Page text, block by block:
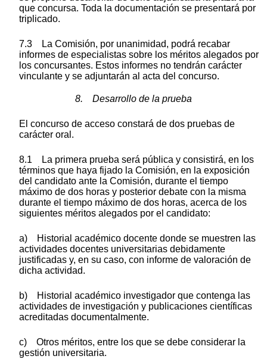
que concursa. Toda la documentación se presentará por
triplicado.
7.3 La Comisión, por unanimidad, podrá recabar
informes de especialistas sobre los méritos alegados por
los concursantes. Estos informes no tendrán carácter
vinculante y se adjuntarán al acta del concurso.
8. Desarrollo de la prueba
El concurso de acceso constará de dos pruebas de
carácter oral.
8.1 La primera prueba será pública y consistirá, en los
términos que haya fijado la Comisión, en la exposición
del candidato ante la Comisión, durante el tiempo
máximo de dos horas y posterior debate con la misma
durante el tiempo máximo de dos horas, acerca de los
siguientes méritos alegados por el candidato:
a) Historial académico docente donde se muestren las
actividades docentes universitarias debidamente
justificadas y, en su caso, con informe de valoración de
dicha actividad.
b) Historial académico investigador que contenga las
actividades de investigación y publicaciones científicas
acreditadas documentalmente.
c) Otros méritos, entre los que se debe considerar la
gestión universitaria.